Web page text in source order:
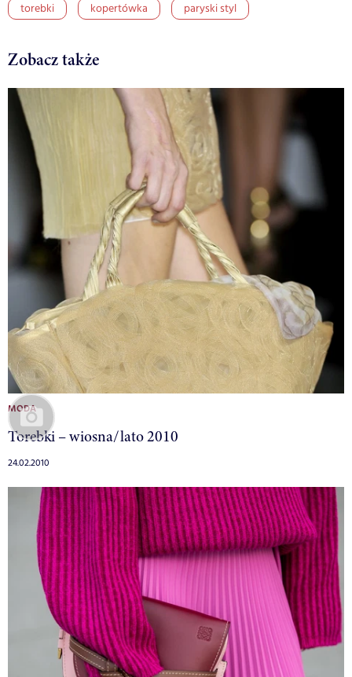
torebki kopertówka paryski styl
Zobacz także
MODA
Torebki – wiosna/lato 2010
24.02.2010